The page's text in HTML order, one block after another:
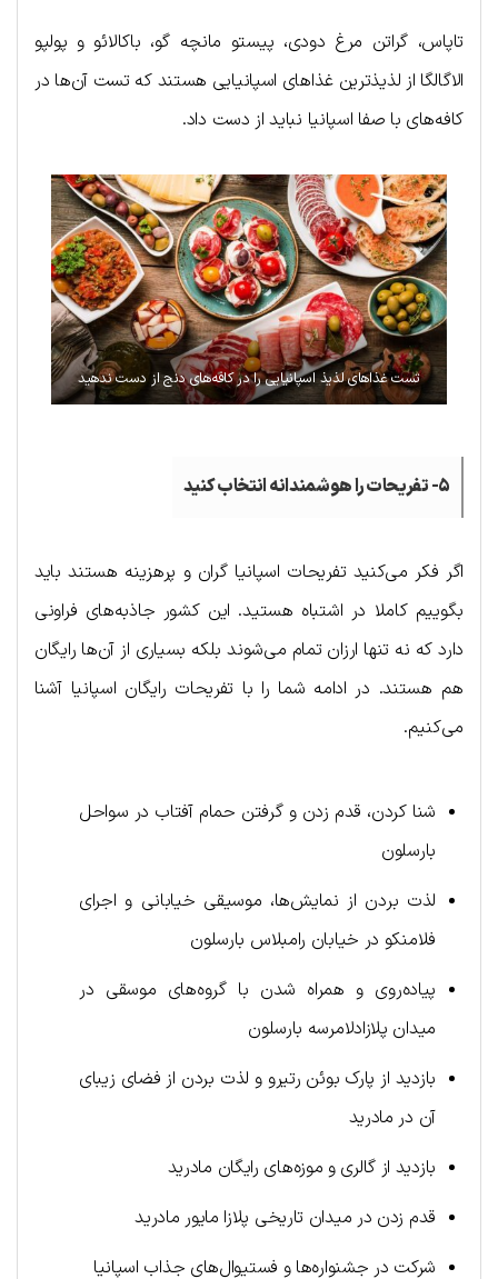
تاپاس، گراتن مرغ دودی، پیستو مانچه گو، باکالائو و پولپو
الاگالگا از لذیذترین غذاهای اسپانیایی هستند که تست آن‌ها در
کافه‌های با صفا اسپانیا نباید از دست داد.
تست غذاهای لذیذ اسپانیایی را در کافه‌های دنج از دست ندهید
۵- تفریحات را هوشمندانه انتخاب کنید
اگر فکر می‌کنید تفریحات اسپانیا گران و پرهزینه هستند باید
بگوییم کاملا در اشتباه هستید. این کشور جاذبه‌های فراونی
دارد که نه تنها ارزان تمام می‌شوند بلکه بسیاری از آن‌ها رایگان
هم هستند. در ادامه شما را با تفریحات رایگان اسپانیا آشنا
می‌کنیم.
شنا کردن، قدم زدن و گرفتن حمام آفتاب در سواحل
بارسلون
لذت بردن از نمایش‌ها، موسیقی خیابانی و اجرای
فلامنکو در خیابان رامبلاس بارسلون
پیاده‌روی و همراه شدن با گروه‌های موسقی در
میدان پلازادلامرسه بارسلون
بازدید از پارک بوئن رتیرو و لذت بردن از فضای زیبای
آن در مادرید
بازدید از گالری و موزه‌های رایگان مادرید
قدم زدن در میدان تاریخی پلازا مایور مادرید
شرکت در جشنواره‌ها و فستیوال‌های جذاب اسپانیا